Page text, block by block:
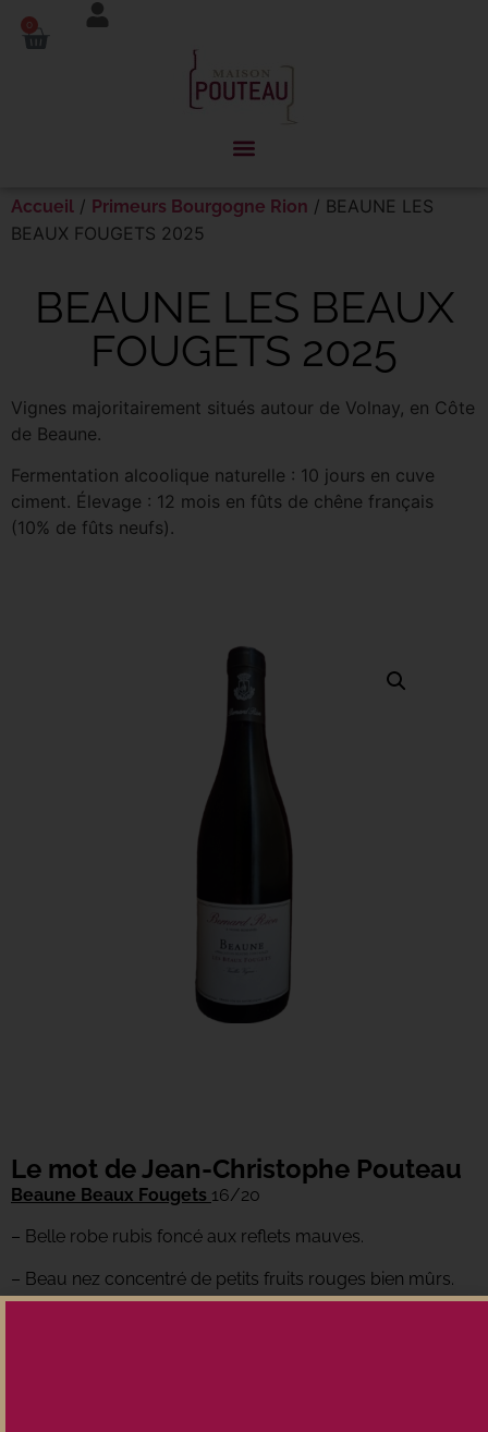
0
Accueil / Primeurs Bourgogne Rion / BEAUNE LES
BEAUX FOUGETS 2025
BEAUNE LES BEAUX
FOUGETS 2025
Vignes majoritairement situés autour de Volnay, en Côte
de Beaune.
Fermentation alcoolique naturelle : 10 jours en cuve
ciment. Élevage : 12 mois en fûts de chêne français
(10% de fûts neufs).
Le mot de Jean-Christophe Pouteau
Beaune Beaux Fougets 16/20
– Belle robe rubis foncé aux reflets mauves.
– Beau nez concentré de petits fruits rouges bien mûrs.
Panneau de gestion des cookies